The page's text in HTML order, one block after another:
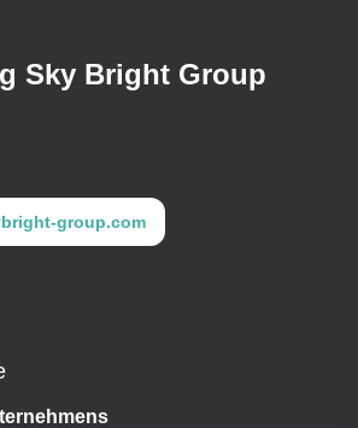
Sky Bright Group
group.com